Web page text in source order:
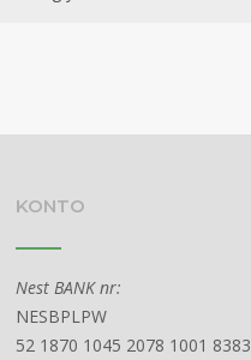
KONTO
Nest BANK nr:
NESBPLPW
52 1870 1045 2078 1001 8383